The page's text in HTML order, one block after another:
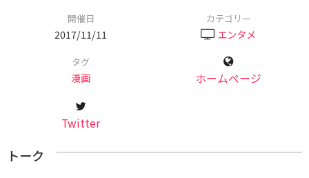
開催日
2017/11/11
カテゴリー
エンタメ
タグ
漫画 ホームページ
Twitter
トーク